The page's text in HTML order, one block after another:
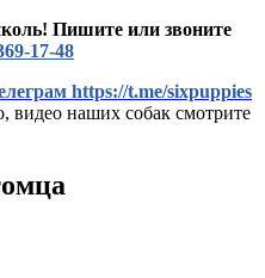
Пишите или звоните
17-48
https://t.me/sixpuppies
наших собак смотрите